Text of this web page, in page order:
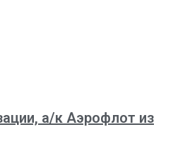
а/к Аэрофлот из